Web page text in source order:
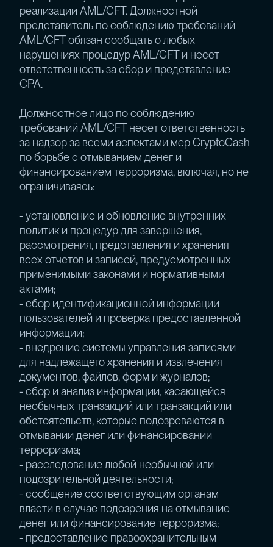
реализации AML/CFT. Должностной
представитель по соблюдению требований
AML/CFT обязан сообщать о любых
нарушениях процедур AML/CFT и несет
ответственность за сбор и представление
СРА.
Должностное лицо по соблюдению
требований AML/CFT несет ответственность
за надзор за всеми аспектами мер CryptoCash
по борьбе с отмыванием денег и
финансированием терроризма, включая, но не
ограничиваясь:
- установление и обновление внутренних
политик и процедур для завершения,
рассмотрения, представления и хранения
всех отчетов и записей, предусмотренных
применимыми законами и нормативными
актами;
- сбор идентификационной информации
пользователей и проверка предоставленной
информации;
- внедрение системы управления записями
для надлежащего хранения и извлечения
документов, файлов, форм и журналов;
- сбор и анализ информации, касающейся
необычных транзакций или транзакций или
обстоятельств, которые подозреваются в
отмывании денег или финансировании
терроризма;
- расследование любой необычной или
подозрительной деятельности;
- сообщение соответствующим органам
власти в случае подозрения на отмывание
денег или финансирование терроризма;
- предоставление правоохранительным